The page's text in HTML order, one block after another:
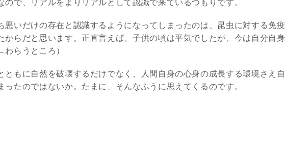
ので、リアルをよりリアルとして認識で来ているつもりです。
悪いだけの存在と認識するようになってしまったのは、昆虫に対する免疫
からだと思います。正直言えば、子供の頃は平気でしたが、今は自分自身
らうところ）
ともに自然を破壊するだけでなく、人間自身の心身の成長する環境さえ自
ったのではないか。たまに、そんなふうに思えてくるのです。